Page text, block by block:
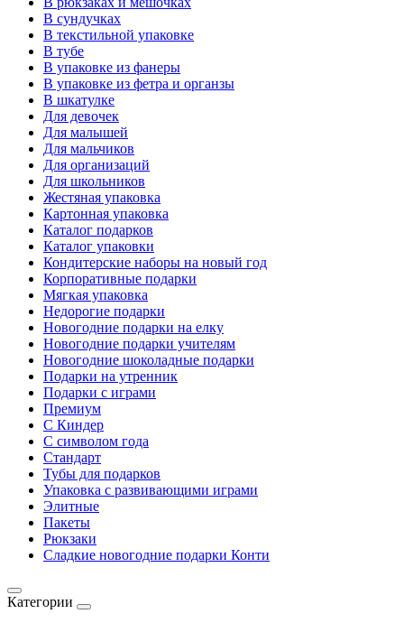
В сундучках
В текстильной упаковке
В тубе
В упаковке из фанеры
В упаковке из фетра и органзы
В шкатулке
Для девочек
Для малышей
Для мальчиков
Для организаций
Для школьников
Жестяная упаковка
Картонная упаковка
Каталог подарков
Каталог упаковки
Кондитерские наборы на новый год
Корпоративные подарки
Мягкая упаковка
Недорогие подарки
Новогодние подарки на елку
Новогодние подарки учителям
Новогодние шоколадные подарки
Подарки на утренник
Подарки с играми
Премиум
С Киндер
С символом года
Стандарт
Тубы для подарков
Упаковка с развивающими играми
Элитные
Пакеты
Рюкзаки
Сладкие новогодние подарки Конти
Категории